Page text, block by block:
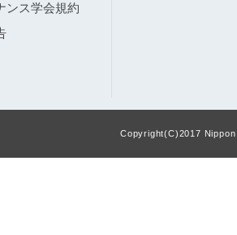
ンス学会規約
Copyright(C)2017